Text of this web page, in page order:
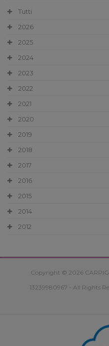
Tutti
2026
2025
2024
2023
2022
2021
2020
2019
2018
2017
2016
2015
2014
2012
Copyright © 2026
13239980967 - All Rights